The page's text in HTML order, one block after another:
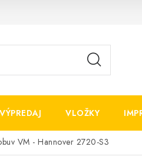
VÝPREDAJ VLOŽKY
VM - Hannover 2720-S3